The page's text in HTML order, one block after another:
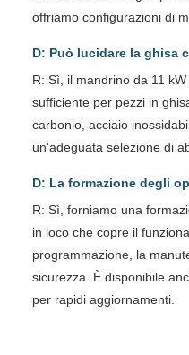
offriamo configurazioni di
D: Può lucidare la ghisa
R: Sì, il mandrino da 11
sufficiente per pezzi in
carbonio, acciaio
un'adeguata selezione di
D: La formazione degli
R: Sì, forniamo una
in loco che copre il
programmazione, la
sicurezza. È disponibile
per rapidi aggiornamenti.